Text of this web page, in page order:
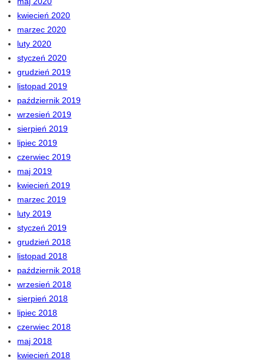
kwiecień 2020
marzec 2020
luty 2020
styczeń 2020
grudzień 2019
listopad 2019
październik 2019
wrzesień 2019
sierpień 2019
lipiec 2019
czerwiec 2019
maj 2019
kwiecień 2019
marzec 2019
luty 2019
styczeń 2019
grudzień 2018
listopad 2018
październik 2018
wrzesień 2018
sierpień 2018
lipiec 2018
czerwiec 2018
maj 2018
kwiecień 2018